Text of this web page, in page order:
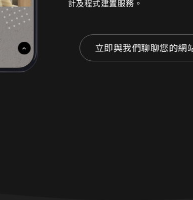
計及程式建置服務。
立即與我們聊聊您的網